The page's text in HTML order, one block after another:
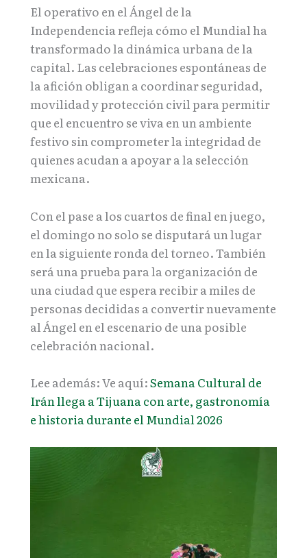
El operativo en el Ángel de la
Independencia refleja cómo el Mundial ha
transformado la dinámica urbana de la
capital. Las celebraciones espontáneas de
la afición obligan a coordinar seguridad,
movilidad y protección civil para permitir
que el encuentro se viva en un ambiente
festivo sin comprometer la integridad de
quienes acudan a apoyar a la selección
mexicana.
Con el pase a los cuartos de final en juego,
el domingo no solo se disputará un lugar
en la siguiente ronda del torneo. También
será una prueba para la organización de
una ciudad que espera recibir a miles de
personas decididas a convertir nuevamente
al Ángel en el escenario de una posible
celebración nacional.
Lee además: Ve aquí:Semana Cultural de
Irán llega a Tijuana con arte, gastronomía
e historia durante el Mundial 2026